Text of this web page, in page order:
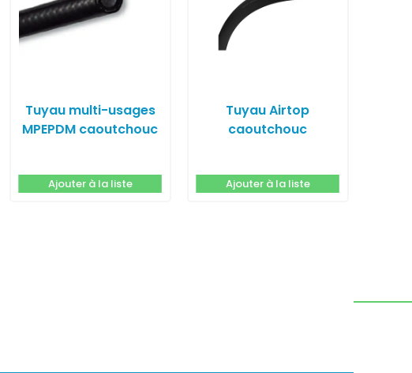
Tuyau multi-usages
MPEPDM caoutchouc
Ajouter à la liste
Tuyau Airtop
caoutchouc
Ajouter à la liste